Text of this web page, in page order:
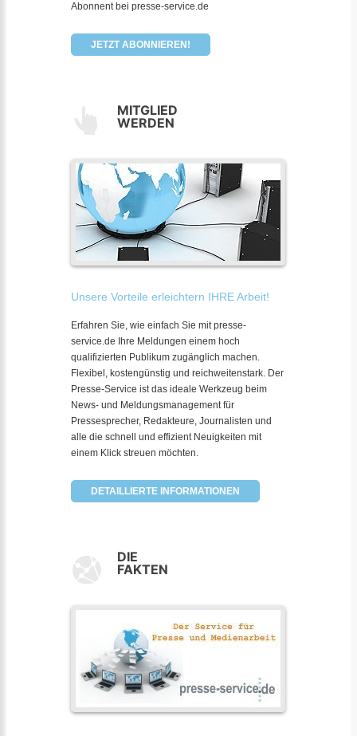
Abonnent bei presse-service.de
JETZT ABONNIEREN!
MITGLIED
WERDEN
Unsere Vorteile erleichtern IHRE Arbeit!
Erfahren Sie, wie einfach Sie mit presse-
service.de Ihre Meldungen einem hoch
qualifizierten Publikum zugänglich machen.
Flexibel, kostengünstig und reichweitenstark. Der
Presse-Service ist das ideale Werkzeug beim
News- und Meldungsmanagement für
Pressesprecher, Redakteure, Journalisten und
alle die schnell und effizient Neuigkeiten mit
einem Klick streuen möchten.
DETAILLIERTE INFORMATIONEN
DIE
FAKTEN